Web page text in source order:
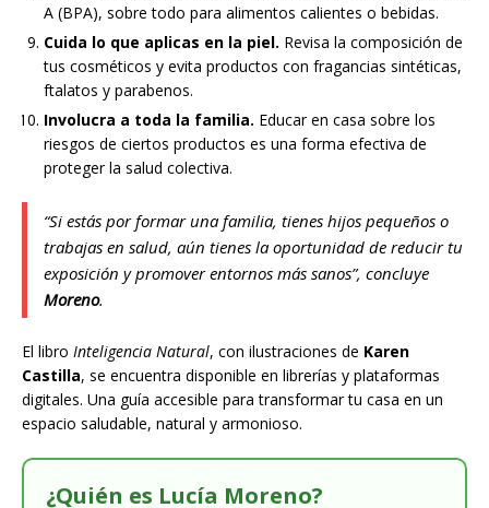
A (BPA), sobre todo para alimentos calientes o bebidas.
Cuida lo que aplicas en la piel. Revisa la composición de
tus cosméticos y evita productos con fragancias sintéticas,
ftalatos y parabenos.
Involucra a toda la familia. Educar en casa sobre los
riesgos de ciertos productos es una forma efectiva de
proteger la salud colectiva.
“Si estás por formar una familia, tienes hijos pequeños o
trabajas en salud, aún tienes la oportunidad de reducir tu
exposición y promover entornos más sanos”, concluye
Moreno.
El libro Inteligencia Natural, con ilustraciones de Karen
Castilla, se encuentra disponible en librerías y plataformas
digitales. Una guía accesible para transformar tu casa en un
espacio saludable, natural y armonioso.
¿Quién es Lucía Moreno?